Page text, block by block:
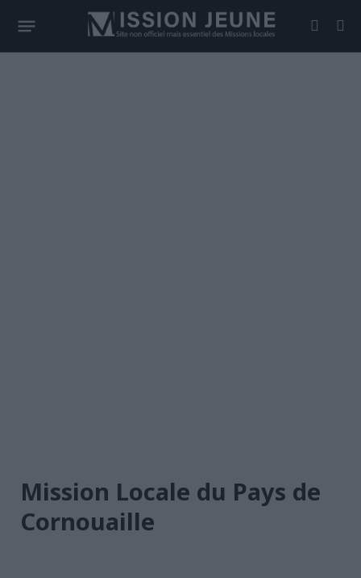
Mission Locale du Pays de
Cornouaille